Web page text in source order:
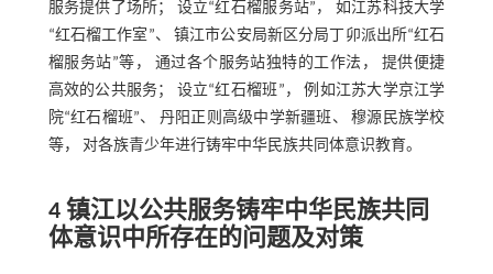
服务提供了场所； 设立“红石榴服务站”， 如江苏科技大学
“红石榴工作室”、 镇江市公安局新区分局丁卯派出所“红石
榴服务站”等， 通过各个服务站独特的工作法， 提供便捷
高效的公共服务； 设立“红石榴班”， 例如江苏大学京江学
院“红石榴班”、 丹阳正则高级中学新疆班、 穆源民族学校
等， 对各族青少年进行铸牢中华民族共同体意识教育。
4 镇江以公共服务铸牢中华民族共同
体意识中所存在的问题及对策